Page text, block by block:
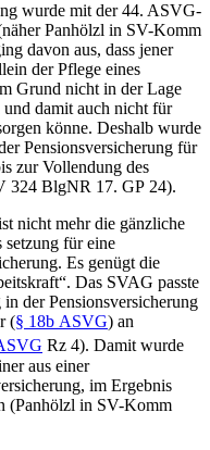
wurde mit der 44. ASVG-
Panhölzl in SV-Komm
davon aus, dass jener
der Pflege eines
Grund nicht in der Lage
damit auch nicht für
könne. Deshalb wurde
Pensionsversicherung für
zur Vollendung des
324 BlgNR 17. GP 24).
nicht mehr die gänzliche
setzung für eine
Es genügt die
Das SVAG passte
der Pensionsversicherung
(§ 18b ASVG) an
Rz 4). Damit wurde
aus einer
im Ergebnis
(Panhölzl in SV-Komm